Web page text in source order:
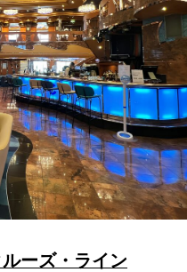
ーズ・ライン